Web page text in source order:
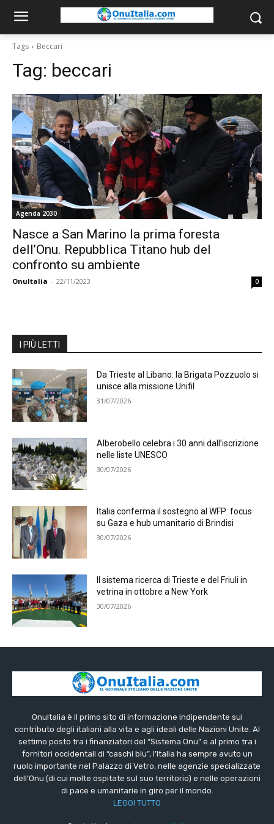
Tags Beccari
Tag: beccari
Agenda 2030
Nasce a San Marino la prima foresta
dell’Onu. Repubblica Titano hub del
confronto su ambiente
OnuItalia - 22/11/2023 0
I PIÙ LETTI
Da Trieste al Libano: la Brigata Pozzuolo si
unisce alla missione Unifil
31/07/2026
Alberobello celebra i 30 anni dall’iscrizione
nelle liste UNESCO
30/07/2026
Italia conferma il sostegno al WFP: focus
su Gaza e hub umanitario di Brindisi
30/07/2026
Il sistema ricerca di Trieste e del Friuli in
vetrina in ottobre a New York
30/07/2026
OnuItalia è il primo sito di informazione indipendente sul
contributo degli italiani alla vita e agli ideali delle Nazioni Unite. Al
settimo posto tra i finanziatori del “Sistema Onu” e al primo tra i
fornitori occidentali di “caschi blu”, l’Italia ha sempre avuto un
ruolo importante nel Palazzo di Vetro, nelle agenzie specializzate
dell’Onu (di cui molte ospitate sul suo territorio) e nelle operazioni
di pace e umanitarie in giro per il mondo.
LEGGI TUTTO